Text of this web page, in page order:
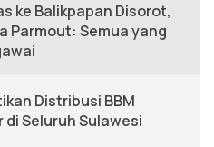
ke Balikpapan Disorot,
Parmout: Semua yang
Distribusi BBM
di Seluruh Sulawesi